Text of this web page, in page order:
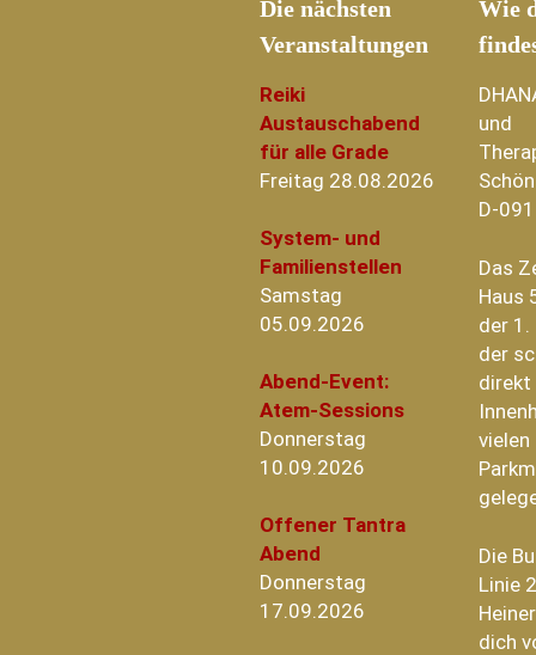
Die nächsten
Veranstaltungen
Reiki
Austauschabend
für alle Grade
Freitag 28.08.2026
System- und
Familienstellen
Samstag
05.09.2026
Abend-Event:
Atem-Sessions
Donnerstag
10.09.2026
Offener Tantra
Abend
Donnerstag
17.09.2026
Wie
und
D-
Das
Haus
der 1.
der
direkt
vielen
Die
Linie
dich